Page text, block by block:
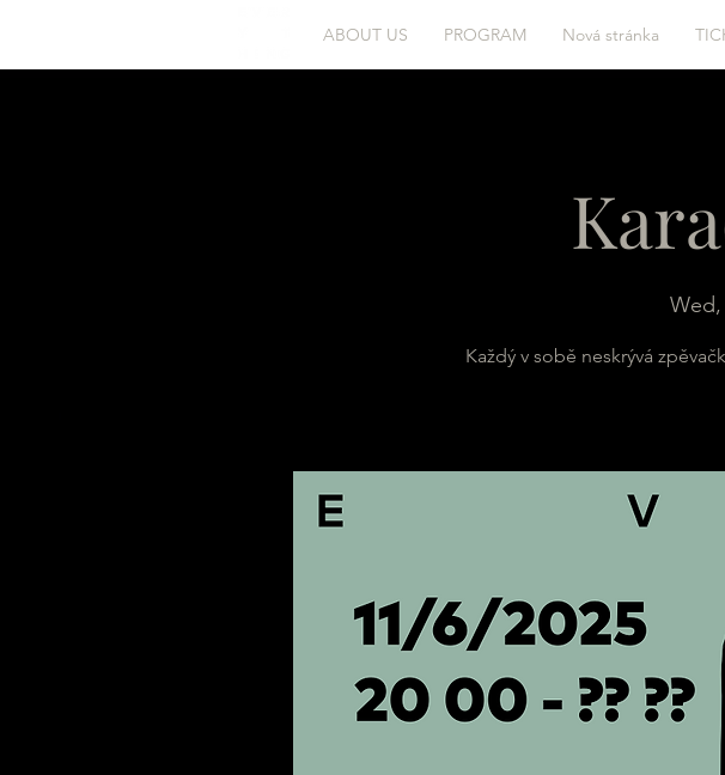
ABOUT US PROGRAM Nová stránka
Wed,
Každý v sobě neskrývá